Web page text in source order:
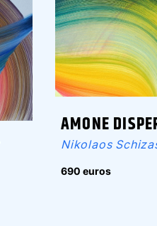
AMONE
Nikolaos
690 euros